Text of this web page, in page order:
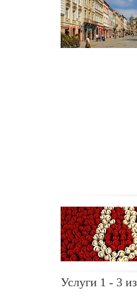
Услуги 1 - 3